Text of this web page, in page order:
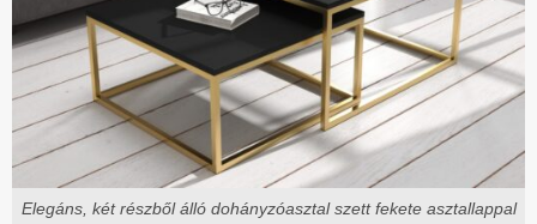
Elegáns, két részből álló dohányzóasztal szett fekete asztallappal